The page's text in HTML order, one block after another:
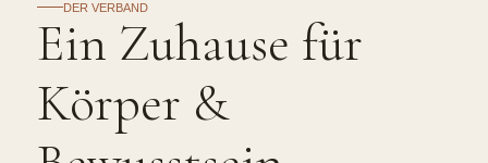
DER VERBAND
Ein Zuhause für
Körper &